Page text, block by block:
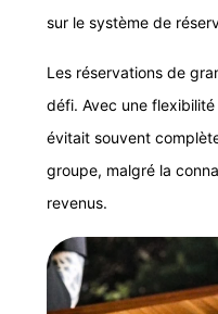
sur le système de
Les réservations de
défi. Avec une flexibilité
évitait souvent
groupe, malgré la
revenus.